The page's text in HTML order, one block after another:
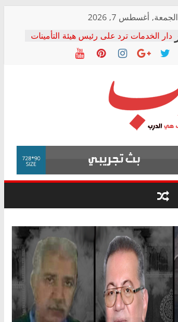
الجمعة, أغسطس 7, 2026
دار الخدمات ترد على رئيس هيئة التأمينات
بعد مؤتمره الصحفي: إنكار الأزمة لا ينهي
معاناة أصحاب المعاشات.. ونطالب بكشف
فرحات سليمان يكتب: القطاع الصحي إلى
أين؟
حزب التحالف الشعبي يطلق لجنة “الحق
في الصحة” بالإسكندرية لرصد الانتهاكات
ودعم المرضى
الوزاري لمدينة الصحفيين.. وانتهاء أعمال
إنشاء المبنى الإداري
المجلس القومي لحقوق الإنسان يعلن
متابعة قضية الدكتور محمد زهران.. ويؤكد:
قرينة البراءة وضمانات المحاكمة العادلة